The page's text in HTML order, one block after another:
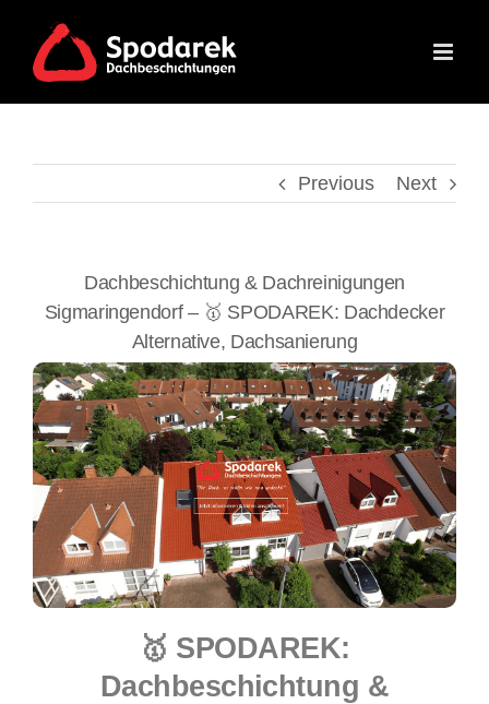
content
Previous Next
Dachbeschichtung & Dachreinigungen
Sigmaringendorf – 🥇 SPODAREK: Dachdecker
Alternative, Dachsanierung
🥇 SPODAREK:
Dachbeschichtung &